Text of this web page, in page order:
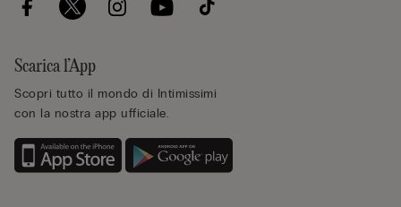
Scarica l’App
Scopri tutto il mondo di Intimissimi
con la nostra app ufficiale.